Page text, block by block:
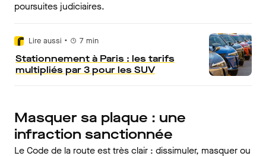
poursuites judiciaires.
Lire aussi • 7 min
Stationnement à Paris : les tarifs
multipliés par 3 pour les SUV
Masquer sa plaque : une
infraction sanctionnée
Le Code de la route est très clair : dissimuler, masquer ou